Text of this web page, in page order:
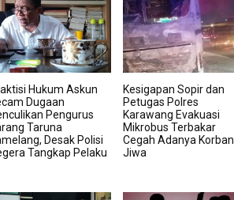
Hukum Askun
Dugaan
Pengurus
Taruna
Desak Polisi
Tangkap Pelaku
Kesigapan Sopir dan
Petugas Polres
Karawang Evakuasi
Mikrobus Terbakar
Cegah Adanya Korban
Jiwa